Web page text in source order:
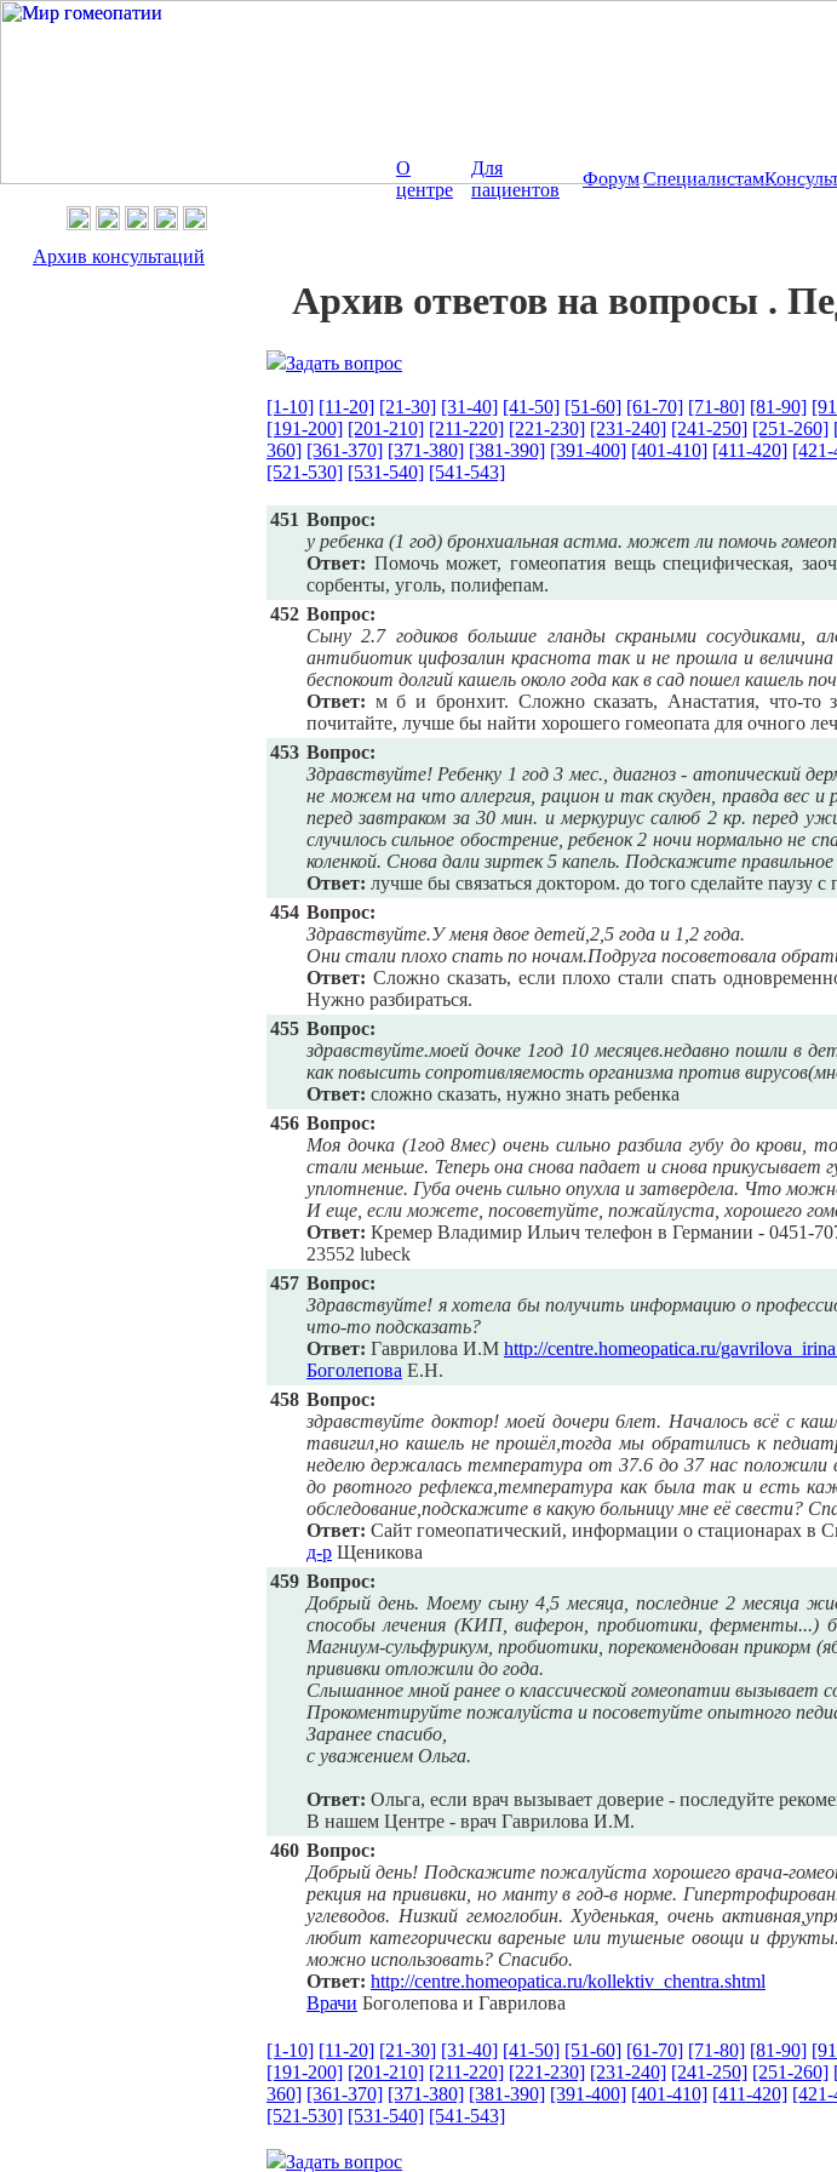
О
центре
Для
пациентов
ФорумСпециалистам
Архив ответов на вопросы .
Задать вопрос
[1-10] [11-20] [21-30] [31-40] [41-50] [51-60] [61-70] [71-80] [81-90]
[191-200] [201-210] [211-220] [221-230] [231-240] [241-250] [251-260]
360] [361-370] [371-380] [381-390] [391-400] [401-410] [411-420]
[521-530] [531-540] [541-543]
451 Вопрос:
у ребенка (1 год) бронхиальная астма. может ли помочь
Ответ: Помочь может, гомеопатия вещь специфическая,
сорбенты, уголь, полифепам.
452 Вопрос:
Сыну 2.7 годиков большие гланды скраными сосудиками,
антибиотик цифозалин краснота так и не прошла и
беспокоит долгий кашель около года как в сад пошел кашель
Ответ: м б и бронхит. Сложно сказать, Анастатия, что-
почитайте, лучше бы найти хорошего гомеопата для очного
453 Вопрос:
Здравствуйте! Ребенку 1 год 3 мес., диагноз - атопический
не можем на что аллергия, рацион и так скуден, правда вес и
перед завтраком за 30 мин. и меркуриус салюб 2 кр. перед
случилось сильное обострение, ребенок 2 ночи нормально не
коленкой. Снова дали зиртек 5 капель. Подскажите
Ответ: лучше бы связаться доктором. до того сделайте паузу
454 Вопрос:
Здравствуйте.У меня двое детей,2,5 года и 1,2 года.
Они стали плохо спать по ночам.Подруга посоветовала
Ответ: Сложно сказать, если плохо стали спать
Нужно разбираться.
455 Вопрос:
здравствуйте.моей дочке 1год 10 месяцев.недавно пошли в
как повысить сопротивляемость организма против
Ответ: сложно сказать, нужно знать ребенка
456 Вопрос:
Моя дочка (1год 8мес) очень сильно разбила губу до крови,
стали меньше. Теперь она снова падает и снова
уплотнение. Губа очень сильно опухла и затвердела. Что
И еще, если можете, посоветуйте, пожайлуста, хорошего
Ответ: Кремер Владимир Ильич телефон в Германии - 0451-
23552 lubeck
457 Вопрос:
Здравствуйте! я хотела бы получить информацию о
что-то подсказать?
Ответ: Гаврилова И.М http://centre.homeopatica.ru/
Боголепова Е.Н.
458 Вопрос:
здравствуйте доктор! моей дочери 6лет. Началось всё с
тавигил,но кашель не прошёл,тогда мы обратились к
неделю держалась температура от 37.6 до 37 нас положили
до рвотного рефлекса,температура как была так и есть
обследование,подскажите в какую больницу мне её свести?
Ответ: Сайт гомеопатический, информации о стационарах в
д-р Щеникова
459 Вопрос:
Добрый день. Моему сыну 4,5 месяца, последние 2 месяца
способы лечения (КИП, виферон, пробиотики, ферменты...)
Магниум-сульфурикум, пробиотики, порекомендован
прививки отложили до года.
Слышанное мной ранее о классической гомеопатии вызывает
Прокоментируйте пожалуйста и посоветуйте опытного
Заранее спасибо,
с уважением Ольга.
Ответ: Ольга, если врач вызывает доверие - последуйте
В нашем Центре - врач Гаврилова И.М.
460 Вопрос:
Добрый день! Подскажите пожалуйста хорошего врача-
рекция на прививки, но манту в год-в норме.
углеводов. Низкий гемоглобин. Худенькая, очень
любит категорически вареные или тушеные овощи и
можно использовать? Спасибо.
Ответ: http://centre.homeopatica.ru/kollektiv_chentra.shtml
Врачи Боголепова и Гаврилова
[1-10] [11-20] [21-30] [31-40] [41-50] [51-60] [61-70] [71-80] [81-90]
[191-200] [201-210] [211-220] [221-230] [231-240] [241-250] [251-260]
360] [361-370] [371-380] [381-390] [391-400] [401-410] [411-420]
[521-530] [531-540] [541-543]
Задать вопрос
Архив консультаций